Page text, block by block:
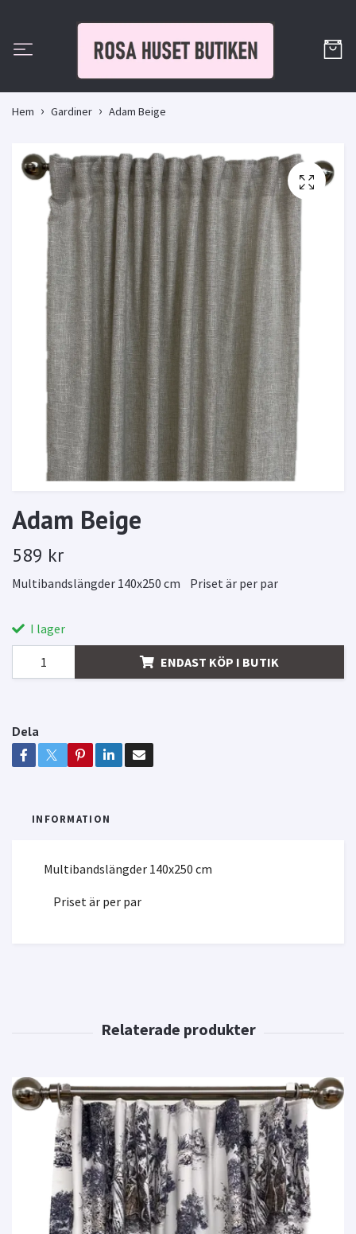
Hem Gardiner Adam Beige
Adam Beige
589 kr
Multibandslängder 140x250 cm Priset är per par
I lager
ENDAST KÖP I BUTIK
Dela
INFORMATION
Multibandslängder 140x250 cm
Priset är per par